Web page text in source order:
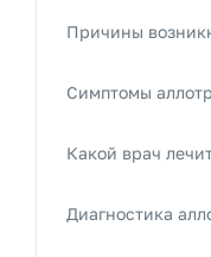
Причины
Симптомы
Какой врач
Диагностика